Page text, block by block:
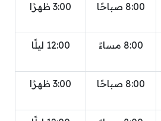
8:00 صباحًا 3:00 ظهرًا
8:00 مساءً 12:00 ليلًا
8:00 صباحًا 3:00 ظهرًا